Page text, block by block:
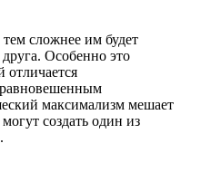
сложнее им будет
Особенно это
отличается
максимализм мешает
создать один из